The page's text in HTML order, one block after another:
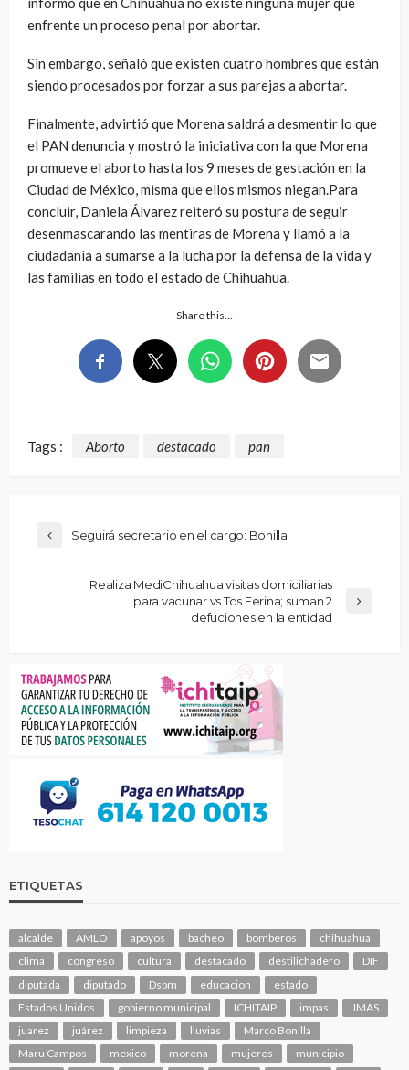
enfrente un proceso penal por abortar.
Sin embargo, señaló que existen cuatro hombres que están
siendo procesados por forzar a sus parejas a abortar.
Finalmente, advirtió que Morena saldrá a desmentir lo que
el PAN denuncia y mostró la iniciativa con la que Morena
promueve el aborto hasta los 9 meses de gestación en la
Ciudad de México, misma que ellos mismos niegan.Para
concluir, Daniela Álvarez reiteró su postura de seguir
desenmascarando las mentiras de Morena y llamó a la
ciudadanía a sumarse a la lucha por la defensa de la vida y
las familias en todo el estado de Chihuahua.
Share this…
Tags : Aborto destacado pan
Seguirá secretario en el cargo: Bonilla
Realiza MediChihuahua visitas domiciliarias
para vacunar vs Tos Ferina; suman 2
defuciones en la entidad
ETIQUETAS
alcalde AMLO apoyos bacheo bomberos
chihuahua
clima
congreso cultura destacado destilichadero
DIF
diputada
diputado Dspm educacion
estado
Estados Unidos
gobierno municipal ICHITAIP impas
JMAS
juarez
juárez limpieza lluvias
Marco Bonilla
Maru Campos
mexico morena mujeres
municipio